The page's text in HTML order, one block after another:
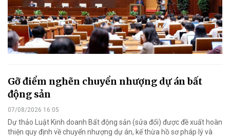
Gỡ điểm nghẽn chuyển nhượng dự án bất
động sản
07/08/2026 16:05
Dự thảo Luật Kinh doanh Bất động sản (sửa đổi) được đề xuất hoàn
thiện quy định về chuyển nhượng dự án, kế thừa hồ sơ pháp lý và